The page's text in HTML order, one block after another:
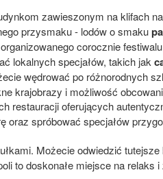
zawieszonym na klifach
przysmaku - lodów o smaku
corocznie
lokalnych specjałów, takich jak
wędrować po różnorodnych
krajobrazy i możliwość
restauracji oferujących
spróbować specjałów
Możecie odwiedzić
to doskonałe miejsce na relaks